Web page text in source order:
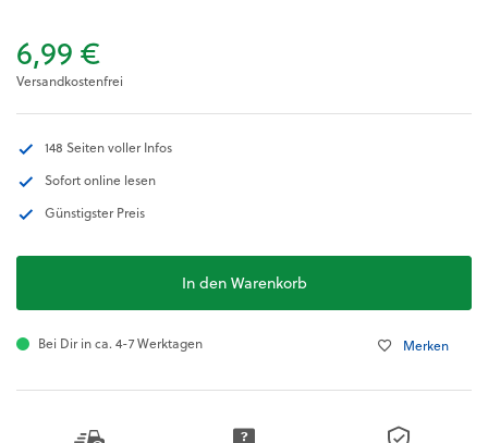
6,99 €
Versandkostenfrei
148 Seiten voller Infos
Sofort online lesen
Günstigster Preis
In den Warenkorb
Bei Dir in ca. 4-7 Werktagen Merken